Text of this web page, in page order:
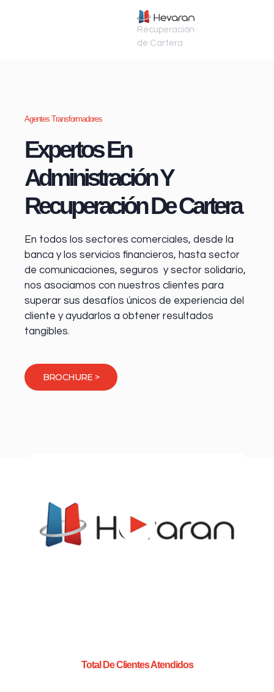
Recuperación
de Cartera
Agentes Transformadores
Expertos En
Administración Y
Recuperación De Cartera
En todos los sectores comerciales, desde la
banca y los servicios financieros, hasta sector
de comunicaciones, seguros y sector solidario,
nos asociamos con nuestros clientes para
superar sus desafíos únicos de experiencia del
cliente y ayudarlos a obtener resultados
tangibles.
BROCHURE >
Total De Clientes Atendidos